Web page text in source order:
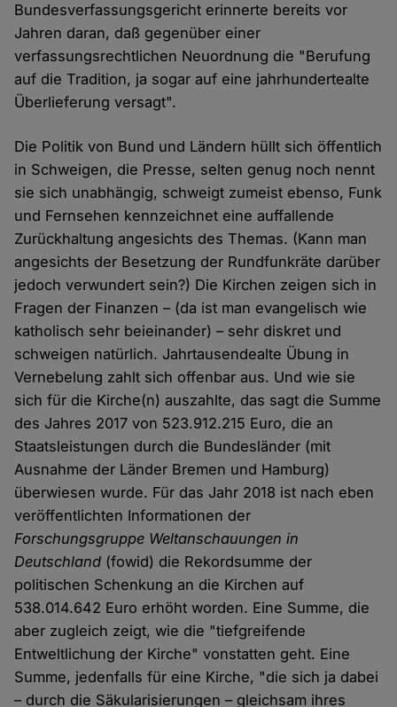
Bundesverfassungsgericht erinnerte bereits vor
Jahren daran, daß gegenüber einer
verfassungsrechtlichen Neuordnung die "Berufung
auf die Tradition, ja sogar auf eine jahrhundertealte
Überlieferung versagt".
Die Politik von Bund und Ländern hüllt sich öffentlich
in Schweigen, die Presse, selten genug noch nennt
sie sich unabhängig, schweigt zumeist ebenso, Funk
und Fernsehen kennzeichnet eine auffallende
Zurückhaltung angesichts des Themas. (Kann man
angesichts der Besetzung der Rundfunkräte darüber
jedoch verwundert sein?) Die Kirchen zeigen sich in
Fragen der Finanzen – (da ist man evangelisch wie
katholisch sehr beieinander) – sehr diskret und
schweigen natürlich. Jahrtausendealte Übung in
Vernebelung zahlt sich offenbar aus. Und wie sie
sich für die Kirche(n) auszahlte, das sagt die Summe
des Jahres 2017 von 523.912.215 Euro, die an
Staatsleistungen durch die Bundesländer (mit
Ausnahme der Länder Bremen und Hamburg)
überwiesen wurde. Für das Jahr 2018 ist nach eben
veröffentlichten Informationen der
Forschungsgruppe Weltanschauungen in
Deutschland (fowid) die Rekordsumme der
politischen Schenkung an die Kirchen auf
538.014.642 Euro erhöht worden. Eine Summe, die
aber zugleich zeigt, wie die "tiefgreifende
Entweltlichung der Kirche" vonstatten geht. Eine
Summe, jedenfalls für eine Kirche, "die sich ja dabei
– durch die Säkularisierungen – gleichsam ihres